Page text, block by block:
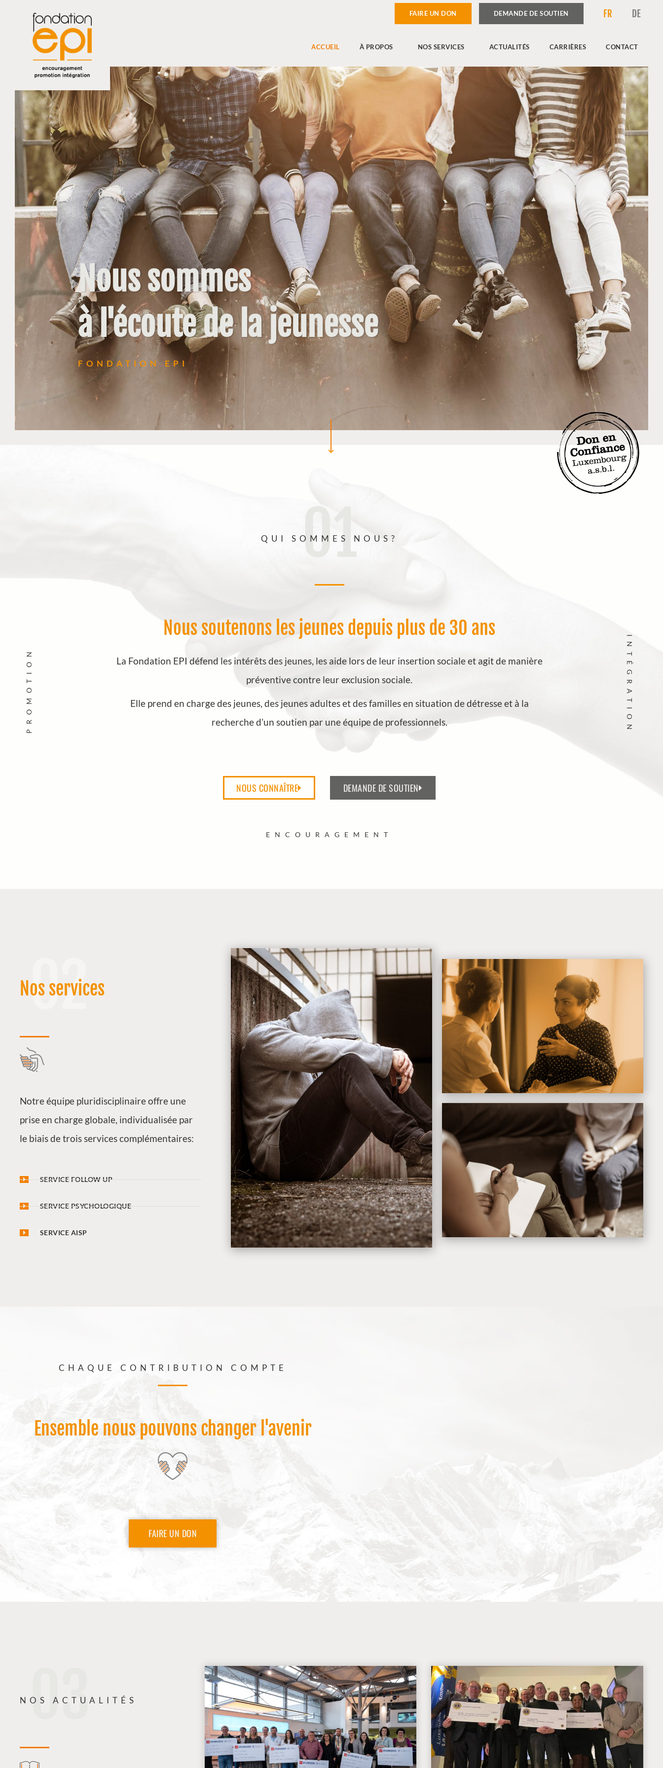
FAIRE UN DON DEMANDE DE SOUTIEN FR DE
ACCUEIL À PROPOS NOS SERVICES ACTUALITÉS CARRIÈRES CONTACT
Nous sommes
à l'écoute de la jeunesse
FONDATION EPI
PROMOTION
01
QUI SOMMES NOUS?
Nous soutenons les jeunes depuis plus de 30 ans
La Fondation EPI défend les intérêts des jeunes, les aide lors de leur insertion sociale et agit de manière
préventive contre leur exclusion sociale.
Elle prend en charge des jeunes, des jeunes adultes et des familles en situation de détresse et à la
recherche d’un soutien par une équipe de professionnels.
NOUS CONNAÎTRE DEMANDE DE SOUTIEN
ENCOURAGEMENT
INTÉGRATION
02
Nos services
Notre équipe pluridisciplinaire offre une
prise en charge globale, individualisée par
le biais de trois services complémentaires:
SERVICE FOLLOW UP
SERVICE PSYCHOLOGIQUE
SERVICE AISP
CHAQUE CONTRIBUTION COMPTE
Ensemble nous pouvons changer l'avenir
FAIRE UN DON
03
NOS ACTUALITÉS